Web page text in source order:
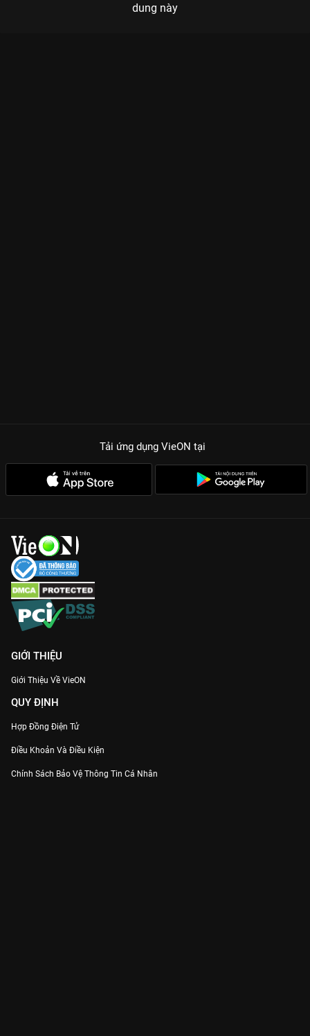
dung này
Tải ứng dụng VieON tại
GIỚI THIỆU
Giới Thiệu Về VieON
QUY ĐỊNH
Hợp Đồng Điện Tử
Điều Khoản Và Điều Kiện
Chính Sách Bảo Vệ Thông Tin Cá Nhân